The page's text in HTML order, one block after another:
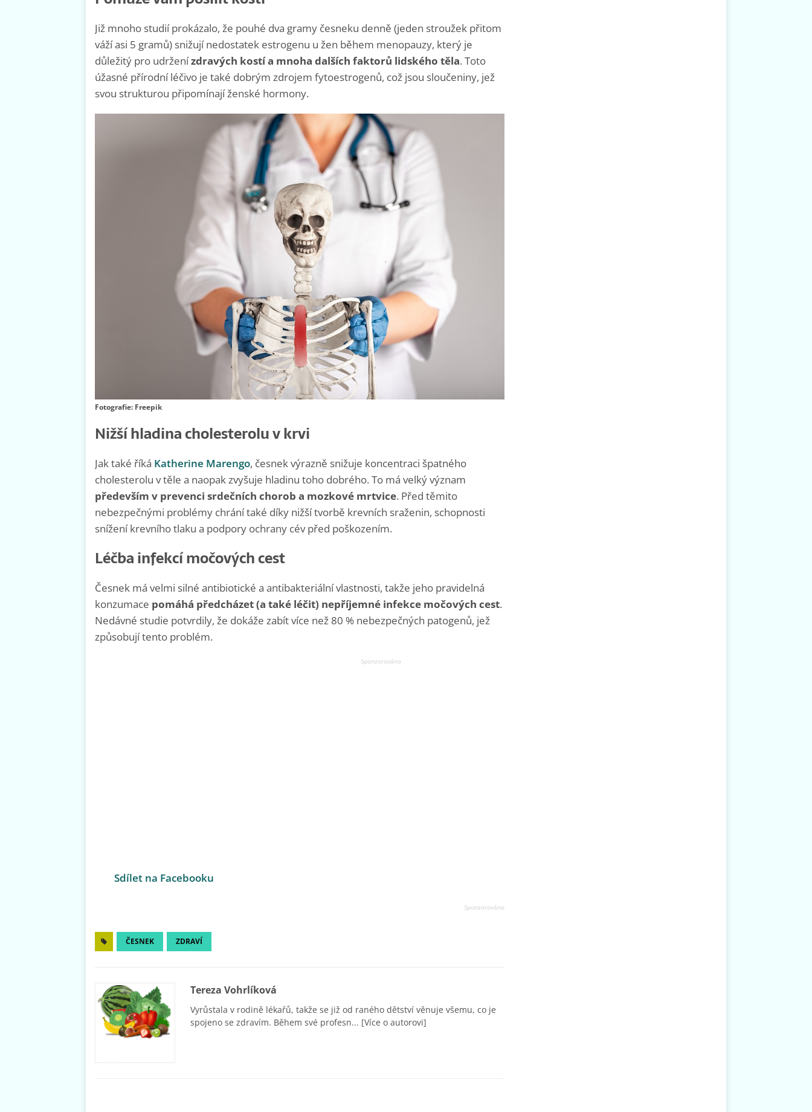
Již mnoho studií prokázalo, že pouhé dva gramy česneku denně (jeden stroužek přitom
váží asi 5 gramů) snižují nedostatek estrogenu u žen během menopauzy, který je
důležitý pro udrženízdravých kostí a mnoha dalších faktorů lidského těla. Toto
úžasné přírodní léčivo je také dobrým zdrojem fytoestrogenů, což jsou sloučeniny, jež
svou strukturou připomínají ženské hormony.
Fotografie: Freepik
Nižší hladina cholesterolu v krvi
Jak také říká Katherine Marengo, česnek výrazně snižuje koncentraci špatného
cholesterolu v těle a naopak zvyšuje hladinu toho dobrého. To má velký význam
především v prevenci srdečních chorob a mozkové mrtvice. Před těmito
nebezpečnými problémy chrání také díky nižší tvorbě krevních sraženin, schopnosti
snížení krevního tlaku a podpory ochrany cév před poškozením.
Léčba infekcí močových cest
Česnek má velmi silné antibiotické a antibakteriální vlastnosti, takže jeho pravidelná
konzumace pomáhá předcházet (a také léčit) nepříjemné infekce močových cest.
Nedávné studie potvrdily, že dokáže zabít více než 80 % nebezpečných patogenů, jež
způsobují tento problém.
Sdílet na Facebooku
ČESNEK ZDRAVÍ
Tereza Vohrlíková
Vyrůstala v rodině lékařů, takže se již od raného dětství věnuje všemu, co je
spojeno se zdravím. Během své profesn... [Více o autorovi]